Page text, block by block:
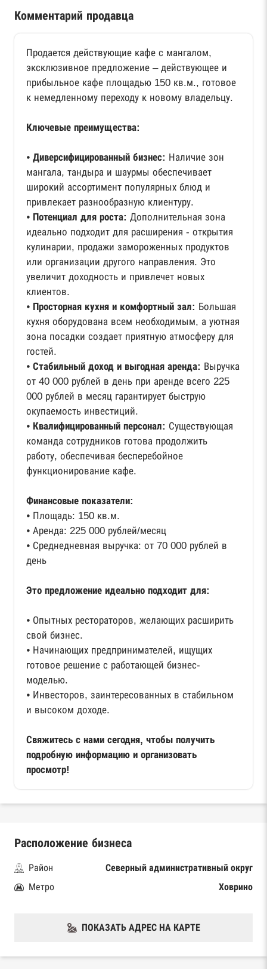
Комментарий продавца
Продается действующие кафе с мангалом,
эксклюзивное предложение – действующее и
прибыльное кафе площадью 150 кв.м., готовое
к немедленному переходу к новому владельцу.
Ключевые преимущества:
⦁ Диверсифицированный бизнес: Наличие зон
мангала, тандыра и шаурмы обеспечивает
широкий ассортимент популярных блюд и
привлекает разнообразную клиентуру.
⦁ Потенциал для роста: Дополнительная зона
идеально подходит для расширения - открытия
кулинарии, продажи замороженных продуктов
или организации другого направления. Это
увеличит доходность и привлечет новых
клиентов.
⦁ Просторная кухня и комфортный зал: Большая
кухня оборудована всем необходимым, а уютная
зона посадки создает приятную атмосферу для
гостей.
⦁ Стабильный доход и выгодная аренда: Выручка
от 40 000 рублей в день при аренде всего 225
000 рублей в месяц гарантирует быструю
окупаемость инвестиций.
⦁ Квалифицированный персонал: Существующая
команда сотрудников готова продолжить
работу, обеспечивая бесперебойное
функционирование кафе.
Финансовые показатели:
⦁ Площадь: 150 кв.м.
⦁ Аренда: 225 000 рублей/месяц
⦁ Среднедневная выручка: от 70 000 рублей в
день
Это предложение идеально подходит для:
⦁ Опытных рестораторов, желающих расширить
свой бизнес.
⦁ Начинающих предпринимателей, ищущих
готовое решение с работающей бизнес-
моделью.
⦁ Инвесторов, заинтересованных в стабильном
и высоком доходе.
Свяжитесь с нами сегодня, чтобы получить
подробную информацию и организовать
просмотр!
Расположение бизнеса
Район
Северный административный округ
Метро
Ховрино
ПОКАЗАТЬ АДРЕС НА КАРТЕ